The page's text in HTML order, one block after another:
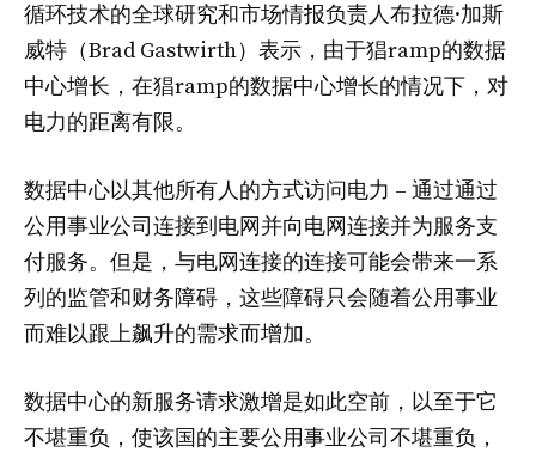
循环技术的全球研究和市场情报负责人布拉德·加斯
威特（Brad Gastwirth）表示，由于猖ramp的数据
中心增长，在猖ramp的数据中心增长的情况下，对
电力的距离有限。
数据中心以其他所有人的方式访问电力 – 通过通过
公用事业公司连接到电网并向电网连接并为服务支
付服务。但是，与电网连接的连接可能会带来一系
列的监管和财务障碍，这些障碍只会随着公用事业
而难以跟上飙升的需求而增加。
数据中心的新服务请求激增是如此空前，以至于它
不堪重负，使该国的主要公用事业公司不堪重负，